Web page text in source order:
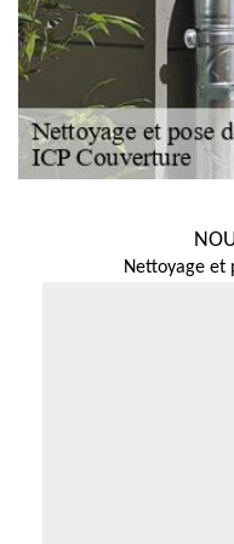
Nettoyage et